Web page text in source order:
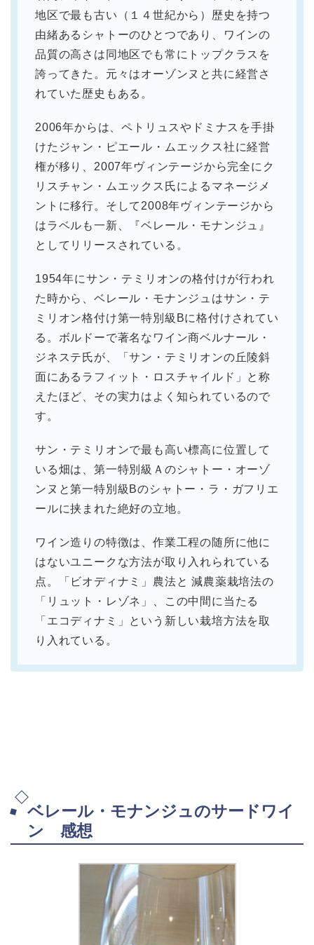
地区で最も古い（１４世紀から）歴史を持つ
由緒あるシャトーのひとつであり、ワインの
品質の高さは同地区でも常にトップクラスを
誇ってきた。元々はオーゾンヌと共に経営さ
れていた歴史もある。
2006年からは、ペトリュスやドミナスを手掛
けたジャン・ピエール・ムエックス社に経営
権が移り、2007年ヴィンテージから完全にク
リスチャン・ムエックス氏によるマネージメ
ントに移行。そして2008年ヴィンテージから
はラベルも一新、『ベレール・モナンジュ』
としてリリースされている。
1954年にサン・テミリオンの格付けが行われ
た時から、ベレール・モナンジュはサン・テ
ミリオン格付け第一特別級Bに格付けされてい
る。ボルドーで著名なワイン商ベルナール・
ジネステ氏が、「サン・テミリオンの丘陵斜
面にあるラフィット・ロスチャイルド」と称
えたほど、その実力はよく知られているので
す。
サン・テミリオンで最も高い標高に位置して
いる畑は、第一特別級Ａのシャトー・オーゾ
ンヌと第一特別級Bのシャトー・ラ・ガフリエ
ールに挟まれた絶好の立地。
ワイン造りの特徴は、作業工程の随所に他に
はないユニークな方法が取り入れられている
点。「ビオディナミ」農法と 減農薬栽培法の
「リュット・レゾネ」、この中間に当たる
「エコディナミ」という新しい栽培方法を取
り入れている。
ベレール・モナンジュのサードワイ
ン 感想